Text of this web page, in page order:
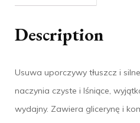
Description
Usuwa uporczywy tłuszcz i
naczynia czyste i lśniące,
wydajny. Zawiera glicerynę i